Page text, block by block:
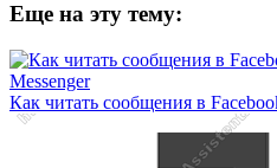
Еще на эту тему:
Как читать сообщения в